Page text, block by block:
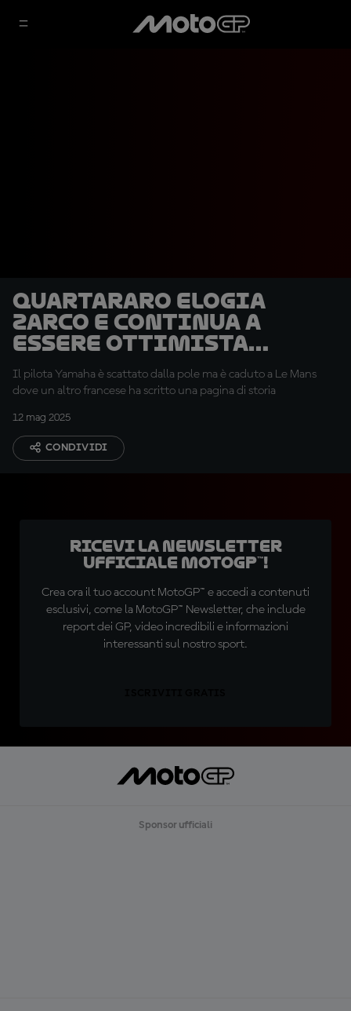
Quartararo elogia
Zarco e continua a
essere ottimista
nonostante la
delusione nel GP di casa
Il pilota Yamaha è scattato dalla pole ma è caduto a Le Mans
dove un altro francese ha scritto una pagina di storia
12 mag 2025
CONDIVIDI
Ricevi la newsletter
ufficiale MotoGP™!
Crea ora il tuo account MotoGP™ e accedi a contenuti
esclusivi, come la MotoGP™ Newsletter, che include
report dei GP, video incredibili e informazioni
interessanti sul nostro sport.
Sponsor ufficiali